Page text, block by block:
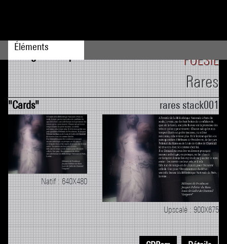
Éléments
Catégories
POÉSIE
Rares
rares stack001
Natif : 640X480
Upscalé : 900X675